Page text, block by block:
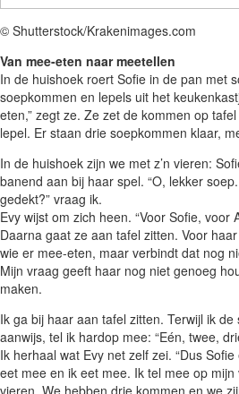
© Shutterstock/Krakenimages.com
Van mee-eten naar meetellen
In de huishoek roert Sofie in de pan met
soepkommen en lepels uit het
eten,” zegt ze. Ze zet de kommen op
lepel. Er staan drie soepkommen klaar,
In de huishoek zijn we met z’n vieren:
banend aan bij haar spel. “O, lekker
gedekt?” vraag ik.
Evy wijst om zich heen. “Voor Sofie, voor
Daarna gaat ze aan tafel zitten. Voor
wie er mee-eten, maar verbindt dat nog
Mijn vraag geeft haar nog niet genoeg
maken.
Ik ga bij haar aan tafel zitten. Terwijl ik
aanwijs, tel ik hardop mee: “Eén, twee,
Ik herhaal wat Evy net zelf zei. “Dus
eet mee en ik eet mee. Ik tel mee op